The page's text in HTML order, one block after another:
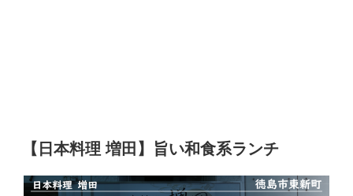
【日本料理 増田】旨い和食系ランチ